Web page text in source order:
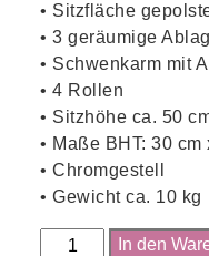
• Sitzfläche
• 3 geräumige
• Schwenkarm mit
• 4 Rollen
• Sitzhöhe ca. 50
• Maße BHT: 30
• Chromgestell
• Gewicht ca. 10 kg
Hocker
In den